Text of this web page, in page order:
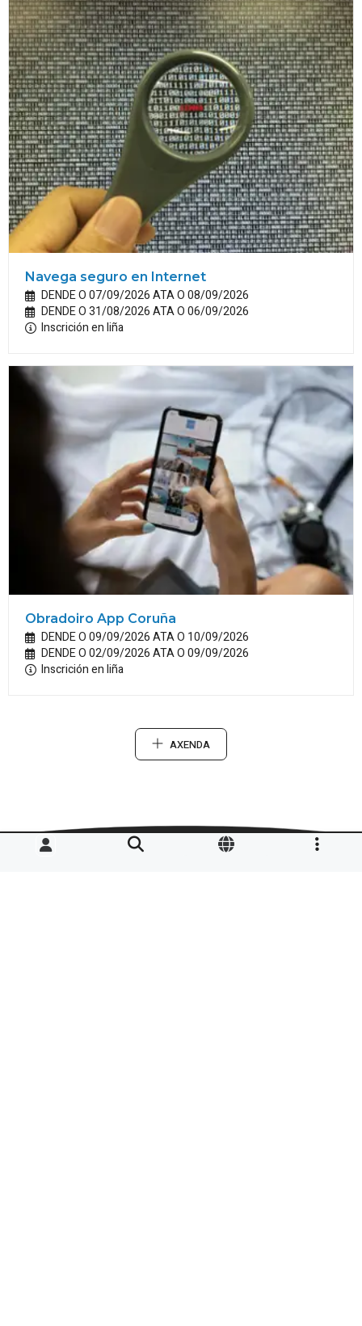
Navega seguro en Internet
DENDE O 07/09/2026 ATA O 08/09/2026
DENDE O 31/08/2026 ATA O 06/09/2026
Inscrición en liña
Obradoiro App Coruña
DENDE O 09/09/2026 ATA O 10/09/2026
DENDE O 02/09/2026 ATA O 09/09/2026
Inscrición en liña
AXENDA